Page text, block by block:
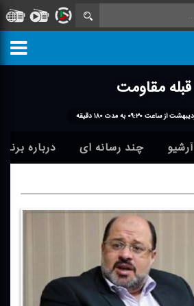
قبله مقاومت
آرشیو چند رسانه ای درباره